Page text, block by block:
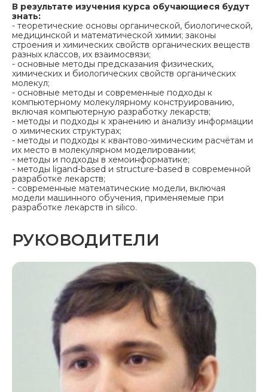
В результате изучения курса обучающиеся будут
знать:
- теоретические основы органической, биологической,
медицинской и математической химии; законы
строения и химических свойств органических веществ
разных классов, их взаимосвязи;
- основные методы предсказания физических,
химических и биологических свойств органических
молекул;
- основные методы и современные подходы к
компьютерному молекулярному конструированию,
включая компьютерную разработку лекарств;
- методы и подходы к хранению и анализу информации
о химических структурах;
- методы и подходы к квантово-химическим расчётам и
их место в молекулярном моделировании;
- методы и подходы в хемоинформатике;
- методы ligand-based и structure-based в современной
разработке лекарств;
- современные математические модели, включая
модели машинного обучения, применяемые при
разработке лекарств in silico.
РУКОВОДИТЕЛИ